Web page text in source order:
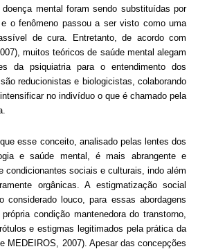
mental foram sendo substituídas por
o fenômeno passou a ser visto como uma
de cura. Entretanto, de acordo com
muitos teóricos de saúde mental alegam
da psiquiatria para o entendimento dos
reducionistas e biologicistas, colaborando
no indivíduo o que é chamado pela
esse conceito, analisado pelas lentes dos
e saúde mental, é mais abrangente e
condicionantes sociais e culturais, indo além
orgânicas. A estigmatização social
considerado louco, para essas abordagens
condição mantenedora do transtorno,
e estigmas legitimados pela prática da
MEDEIROS, 2007). Apesar das concepções